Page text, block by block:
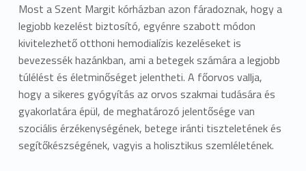
Most a Szent Margit kórházban azon fáradoznak, hogy a
legjobb kezelést biztosító, egyénre szabott módon
kivitelezhető otthoni hemodialízis kezeléseket is
bevezessék hazánkban, ami a betegek számára a legjobb
túlélést és életminőséget jelentheti. A főorvos vallja,
hogy a sikeres gyógyítás az orvos szakmai tudására és
gyakorlatára épül, de meghatározó jelentősége van
szociális érzékenységének, betege iránti tiszteletének és
segítőkészségének, vagyis a holisztikus szemléletének.